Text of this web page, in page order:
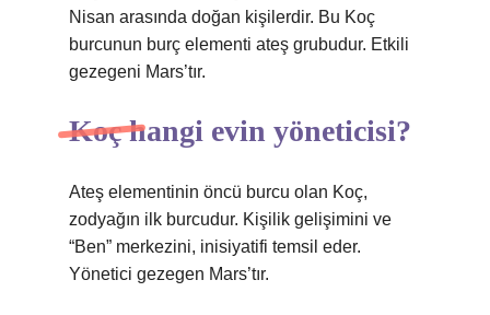
Nisan arasında doğan kişilerdir. Bu Koç
burcunun burç elementi ateş grubudur. Etkili
gezegeni Mars’tır.
Koç hangi evin yöneticisi?
Ateş elementinin öncü burcu olan Koç,
zodyağın ilk burcudur. Kişilik gelişimini ve
“Ben” merkezini, inisiyatifi temsil eder.
Yönetici gezegen Mars’tır.